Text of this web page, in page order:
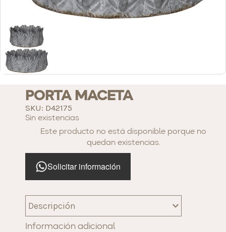
PORTA MACETA
SKU: D42175
Sin existencias
Este producto no está disponible porque no
quedan existencias.
Solicitar información
Descripción
Información adicional